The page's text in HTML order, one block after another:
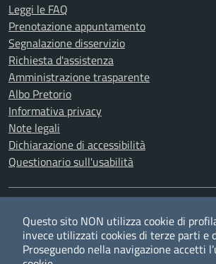
Leggi le FAQ
Prenotazione appuntamento
Segnalazione disservizio
Richiesta d'assistenza
Amministrazione trasparente
Albo Pretorio
Informativa privacy
Note legali
Dichiarazione di accessibilità
Questionario sull'usabilità
TwitterFacebookYouTubeRSS
Questo sito NON utilizza cookie di
invece utilizzati cookies di terze parti e
Proseguendo nella navigazione accetti